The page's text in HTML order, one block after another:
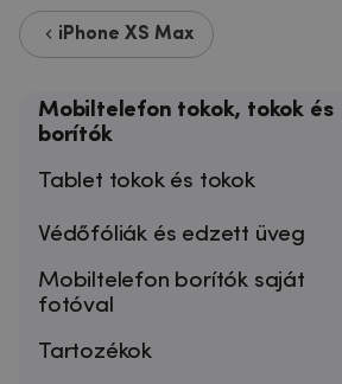
iPhone XS Max
Mobiltelefon tokok, tokok és
borítók
Tablet tokok és tokok
Védőfóliák és edzett üveg
Mobiltelefon borítók saját
fotóval
Tartozékok